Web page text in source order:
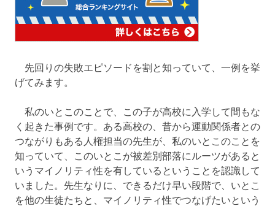
先回りの失敗エピソードを割と知っていて、一例を挙
げてみます。
私のいとこのことで、この子が高校に入学して間もな
く起きた事例です。ある高校の、昔から運動関係者との
つながりもある人権担当の先生が、私のいとこのことを
知っていて、このいとこが被差別部落にルーツがあると
いうマイノリティ性を有しているということを認識して
いました。先生なりに、できるだけ早い段階で、いとこ
を他の生徒たちと、マイノリティ性でつなげたいという